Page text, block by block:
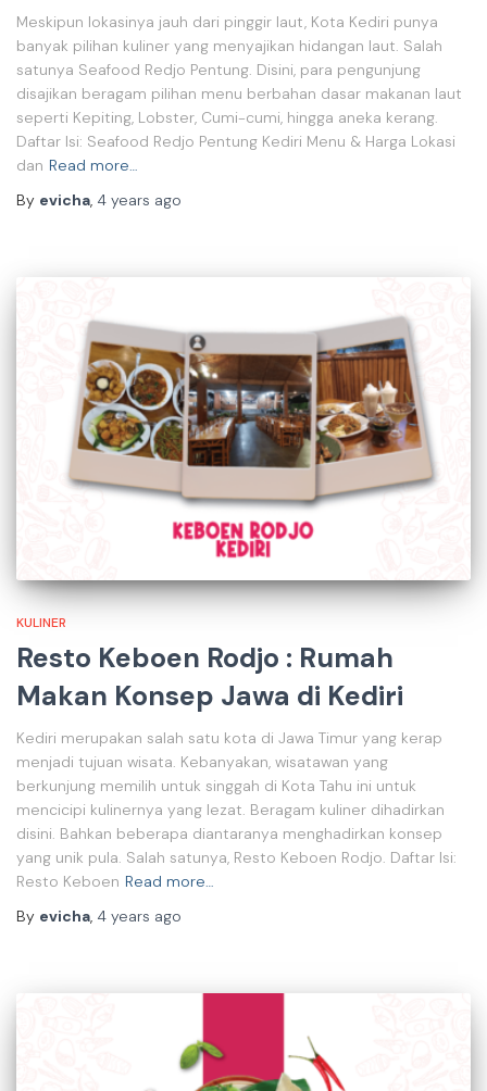
Meskipun lokasinya jauh dari pinggir laut, Kota Kediri punya
banyak pilihan kuliner yang menyajikan hidangan laut. Salah
satunya Seafood Redjo Pentung. Disini, para pengunjung
disajikan beragam pilihan menu berbahan dasar makanan laut
seperti Kepiting, Lobster, Cumi-cumi, hingga aneka kerang.
Daftar Isi: Seafood Redjo Pentung Kediri Menu & Harga Lokasi
dan Read more…
By evicha, 4 years ago
KULINER
Resto Keboen Rodjo : Rumah
Makan Konsep Jawa di Kediri
Kediri merupakan salah satu kota di Jawa Timur yang kerap
menjadi tujuan wisata. Kebanyakan, wisatawan yang
berkunjung memilih untuk singgah di Kota Tahu ini untuk
mencicipi kulinernya yang lezat. Beragam kuliner dihadirkan
disini. Bahkan beberapa diantaranya menghadirkan konsep
yang unik pula. Salah satunya, Resto Keboen Rodjo. Daftar Isi:
Resto Keboen Read more…
By evicha, 4 years ago